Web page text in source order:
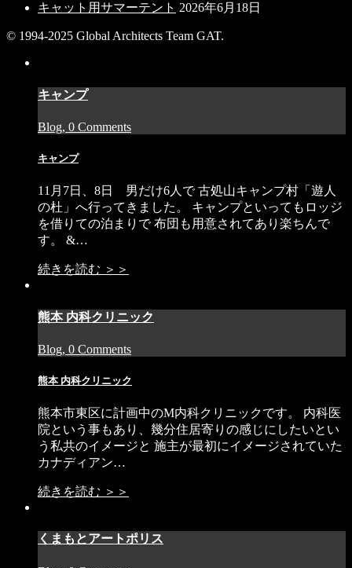
キャット用サマーテント 2026年6月18日
© 1994-2025 Global Architects Team GAT.
キャンプ
Blog, 0 Comments
キャンプ
11月7日、8日 男だけ6人で 古処山キャンプ村「遊人
の杜」へ行ってきました。 キャンプといってもロッジ
を借りての泊まりで 布団も用意されてあり楽ちんで
す。 &…
続きを読む ＞＞
熊本 内科クリニック
Blog, 0 Comments
熊本 内科クリニック
熊本市東区に計画中のM内科クリニックです。 内科医
院という事もあり、幾分住居寄りの感じにしたいとい
う私共のイメージと 施主が最初にイメージされていた
カナディアン…
続きを読む ＞＞
くまもとアートポリス